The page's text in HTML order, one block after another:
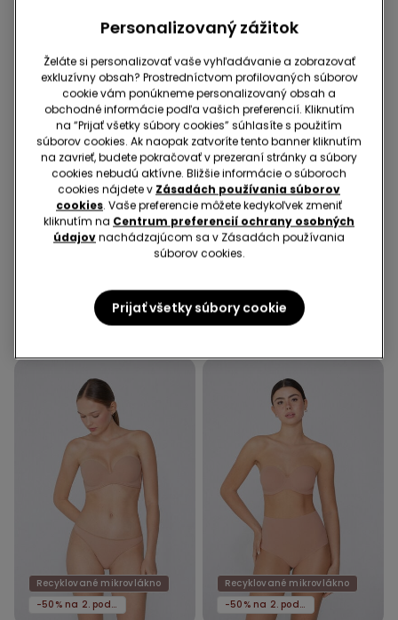
-50%
3 produkty | -70%
Elastického Plátna
9,99 € -50%
-70%
3 Farba v zľave
19,99 €
5,99 € -70%
Recyklované mikrovlákno
-50% na 2. podprsenku
Recyklované mikrovlákno
-50% na 2. podprsenku
Personalizovaný zážitok
Želáte si personalizovať vaše vyhľadávanie a zobrazovať
exkluzívny obsah? Prostredníctvom profilovaných súborov
cookie vám ponúkneme personalizovaný obsah a
obchodné informácie podľa vašich preferencií. Kliknutím
na “Prijať všetky súbory cookies” súhlasíte s použitím
súborov cookies. Ak naopak zatvoríte tento banner kliknutím
na zavrieť, budete pokračovať v prezeraní stránky a súbory
cookies nebudú aktívne. Bližšie informácie o súboroch
cookies nájdete v Zásadách používania súborov
cookies. Vaše preferencie môžete kedykoľvek zmeniť
kliknutím na Centrum preferencií ochrany osobných
údajovnachádzajúcom sa v Zásadách používania
súborov cookies.
Prijať všetky súbory cookie